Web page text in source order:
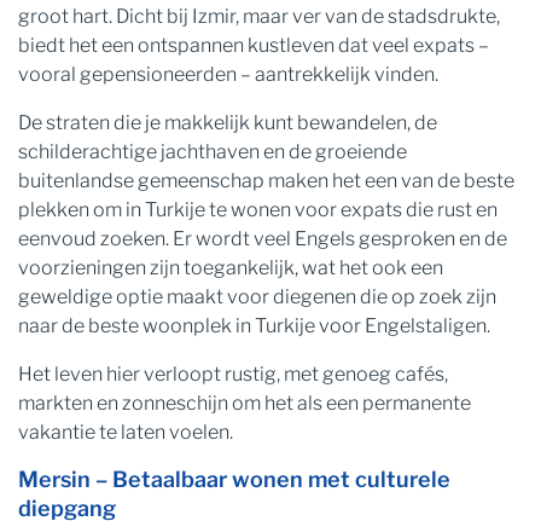
groot hart. Dicht bij Izmir, maar ver van de stadsdrukte,
biedt het een ontspannen kustleven dat veel expats –
vooral gepensioneerden – aantrekkelijk vinden.
De straten die je makkelijk kunt bewandelen, de
schilderachtige jachthaven en de groeiende
buitenlandse gemeenschap maken het een van de beste
plekken om in Turkije te wonen voor expats die rust en
eenvoud zoeken. Er wordt veel Engels gesproken en de
voorzieningen zijn toegankelijk, wat het ook een
geweldige optie maakt voor diegenen die op zoek zijn
naar de beste woonplek in Turkije voor Engelstaligen.
Het leven hier verloopt rustig, met genoeg cafés,
markten en zonneschijn om het als een permanente
vakantie te laten voelen.
Mersin – Betaalbaar wonen met culturele
diepgang